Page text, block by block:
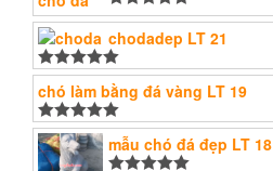
Được xếp
hạng5.005
sao
chodadep LT 21
Được xếp
hạng
5.00 5
sao
chó làm bằng đá vàng LT 19
Được xếp
hạng5.005
sao
mẫu chó đá đẹp LT 18